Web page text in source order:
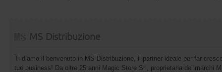
MS Distribuzione
Ti diamo il benvenuto in MS Distribuzione, il partner ideale per far
tuo business! Da oltre 25 anni Magic Store Srl, proprietaria dei marchi